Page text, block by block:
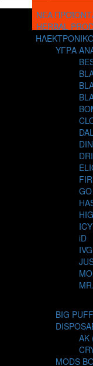
ΝΕΑ
HERBAL
ΥΓΡΑ
iD
IVG
S-
BIG
AK
MODS